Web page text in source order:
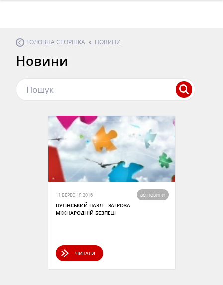
ГОЛОВНА СТОРІНКА НОВИНИ
Новини
Пошук
11 ВЕРЕСНЯ 2016 ВСІ НОВИНИ
ПУТІНСЬКИЙ ПАЗЛ – ЗАГРОЗА
МІЖНАРОДНІЙ БЕЗПЕЦІ
ЧИТАТИ